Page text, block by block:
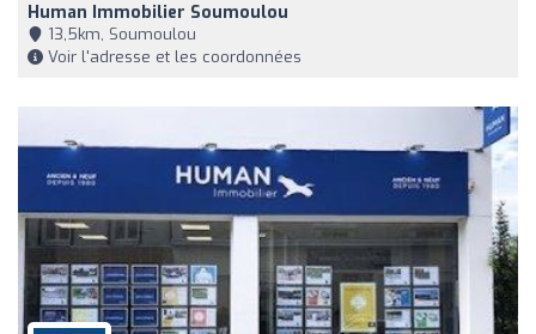
Human Immobilier Soumoulou
13,5km, Soumoulou
Voir l'adresse et les coordonnées